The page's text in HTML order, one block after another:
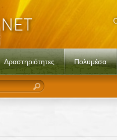
Δραστηριότητες Πολυμέσα